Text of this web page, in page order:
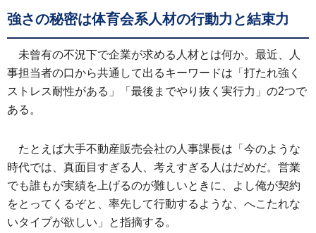
強さの秘密は体育会系人材の行動力と結束力
未曾有の不況下で企業が求める人材とは何か。最近、人
事担当者の口から共通して出るキーワードは「打たれ強く
ストレス耐性がある」「最後までやり抜く実行力」の2つで
ある。
たとえば大手不動産販売会社の人事課長は「今のような
時代では、真面目すぎる人、考えすぎる人はだめだ。営業
でも誰もが実績を上げるのが難しいときに、よし俺が契約
をとってくるぞと、率先して行動するような、へこたれな
いタイプが欲しい」と指摘する。